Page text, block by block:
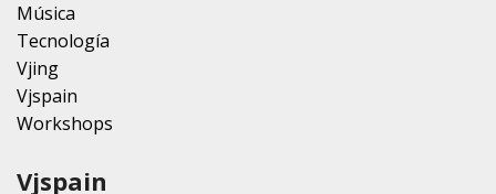
Música
Tecnología
Vjing
Vjspain
Workshops
Vjspain